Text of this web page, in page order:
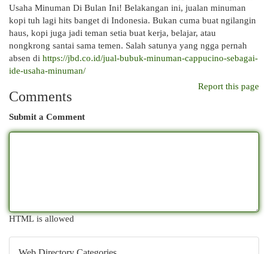
Usaha Minuman Di Bulan Ini! Belakangan ini, jualan minuman
kopi tuh lagi hits banget di Indonesia. Bukan cuma buat ngilangin
haus, kopi juga jadi teman setia buat kerja, belajar, atau
nongkrong santai sama temen. Salah satunya yang ngga pernah
absen di https://jbd.co.id/jual-bubuk-minuman-cappucino-sebagai-
ide-usaha-minuman/
Report this page
Comments
Submit a Comment
HTML is allowed